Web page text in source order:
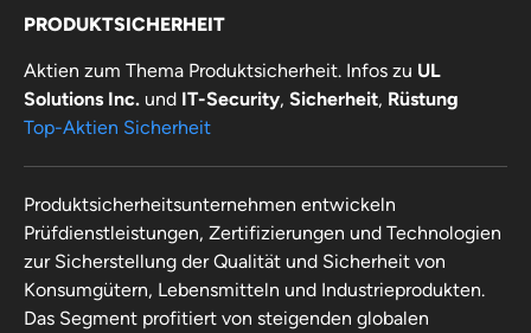
Überwachungssysteme
Videoüberwachung 40,2 14,1 Ubiquiti Inc
PRODUKTSICHERHEIT
Aktien zum Thema Produktsicherheit. Infos zu UL
Solutions Inc. und IT-Security, Sicherheit, Rüstung
Top-Aktien Sicherheit
Produktsicherheitsunternehmen entwickeln
Prüfdienstleistungen, Zertifizierungen und Technologien
zur Sicherstellung der Qualität und Sicherheit von
Konsumgütern, Lebensmitteln und Industrieprodukten.
Das Segment profitiert von steigenden globalen